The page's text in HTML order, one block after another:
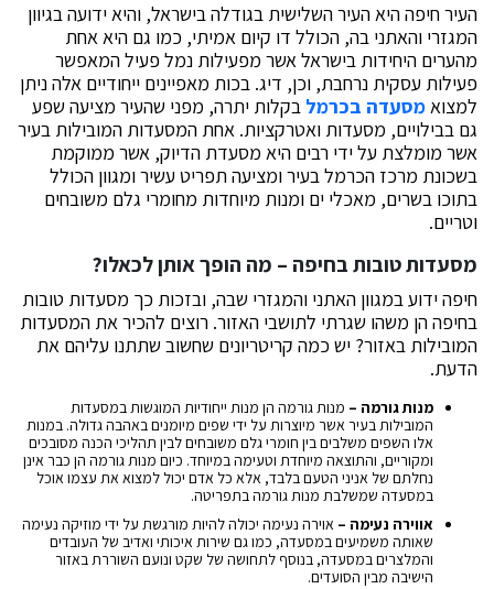
העיר חיפה היא העיר השלישית בגודלה בישראל, והיא ידועה בגיוון
המגזרי והאתני בה, הכולל דו קיום אמיתי, כמו גם היא אחת
מהערים היחידות בישראל אשר מפעילות נמל פעיל המאפשר
פעילות עסקית נרחבת, וכן, דיג. בכות מאפיינים ייחודיים אלה ניתן
למצואמסעדה בכרמל בקלות יתרה, מפני שהעיר מציעה שפע
גם בבילויים, מסעדות ואטרקציות. אחת המסעדות המובילות בעיר
אשר מומלצת על ידי רבים היא מסעדת הדיוק, אשר ממוקמת
בשכונת מרכז הכרמל בעיר ומציעה תפריט עשיר ומגוון הכולל
בתוכו בשרים, מאכלי ים ומנות מיוחדות מחומרי גלם משובחים
וטריים.
מסעדות טובות בחיפה – מה הופך אותן לכאלו?
חיפה ידוע במגוון האתני והמגזרי שבה, ובזכות כך מסעדות טובות
בחיפה הן משהו שגרתי לתושבי האזור. רוצים להכיר את המסעדות
המובילות באזור? יש כמה קריטריונים שחשוב שתתנו עליהם את
הדעת.
מנות גורמה – מנות גורמה הן מנות ייחודיות המוגשות במסעדות
המובילות בעיר אשר מיוצרות על ידי שפים מיומנים באהבה גדולה. במנות
אלו השפים משלבים בין חומרי גלם משובחים לבין תהליכי הכנה מסובכים
ומקוריים, והתוצאה מיוחדת וטעימה במיוחד. כיום מנות גורמה הן כבר אינן
נחלתם של אניני הטעם בלבד, אלא כל אדם יכול למצוא את עצמו אוכל
במסעדה שמשלבת מנות גורמה בתפריטה.
אווירה נעימה – אוירה נעימה יכולה להיות מורגשת על ידי מוזיקה נעימה
שאותה משמיעים במסעדה, כמו גם שירות איכותי ואדיב של העובדים
והמלצרים במסעדה, בנוסף לתחושה של שקט ונועם השוררת באזור
הישיבה מבין הסועדים.